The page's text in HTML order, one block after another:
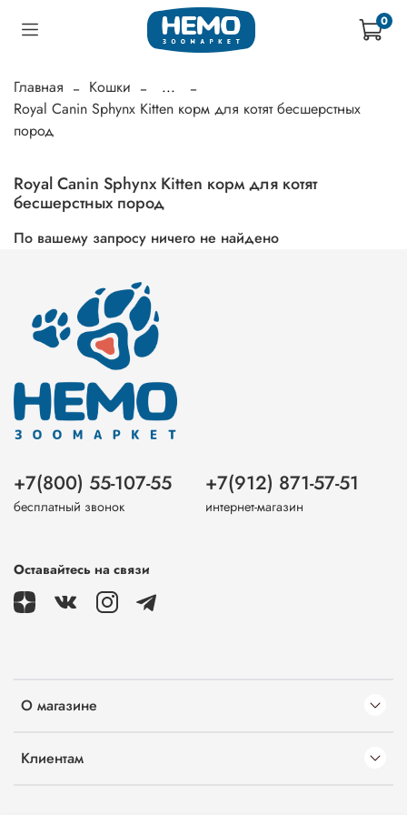
0
Главная Кошки
...
Royal Canin Sphynx Kitten корм для котят бесшерстных
пород
Royal Canin Sphynx Kitten корм для котят
бесшерстных пород
По вашему запросу ничего не найдено
О магазине
Клиентам
+7(800) 55-107-55
бесплатный звонок
+7(912) 871-57-51
интернет-магазин
Оставайтесь на связи